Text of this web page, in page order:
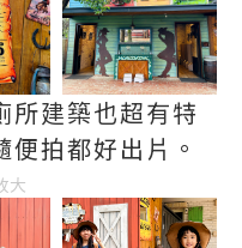
所建築也超有特
拍都好出片。
大